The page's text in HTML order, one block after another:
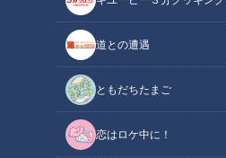
道との遭遇
ともだちたまご
恋はロケ中に！
CBCテレビ『地名しりとり』
この記事の画像